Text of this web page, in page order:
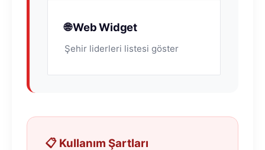
🌐 Web Widget
Şehir liderleri listesi göster
📋 Kullanım Şartları